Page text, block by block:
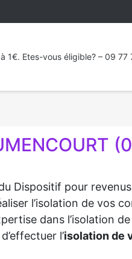
1€. Etes-vous éligible? – 09 77
Dispositif pour
l’isolation de vos
dans l’isolation
l’isolation de